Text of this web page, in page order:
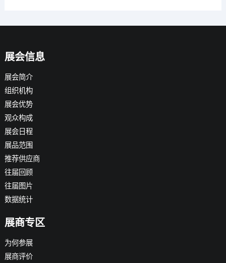
展会信息
展会简介
组织机构
展会优势
观众构成
展会日程
展品范围
推荐供应商
往届回顾
往届图片
数据统计
展商专区
为何参展
展商评价